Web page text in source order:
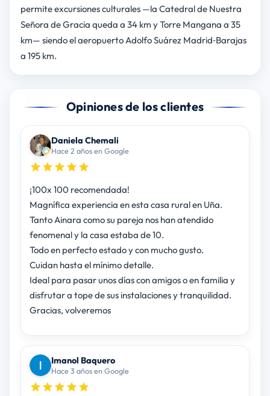
permite excursiones culturales —la Catedral de Nuestra
Señora de Gracia queda a 34 km y Torre Mangana a 35
km— siendo el aeropuerto Adolfo Suárez Madrid‑Barajas
a 195 km.
Opiniones de los clientes
Daniela Chemali
Hace 2 años en Google
¡100x 100 recomendada!
Magnífica experiencia en esta casa rural en Uña.
Tanto Ainara como su pareja nos han atendido
fenomenal y la casa estaba de 10.
Todo en perfecto estado y con mucho gusto.
Cuidan hasta el mínimo detalle.
Ideal para pasar unos días con amigos o en familia y
disfrutar a tope de sus instalaciones y tranquilidad.
Gracias, volveremos
Imanol Baquero
Hace 3 años en Google